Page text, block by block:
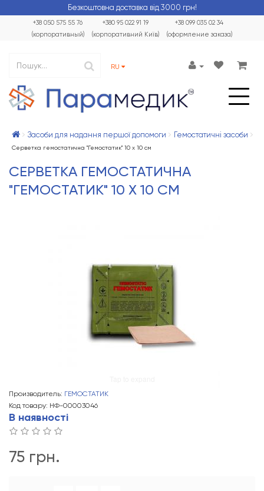
Безкоштовна доставка від 3000 грн!
+38 099 035 02 34
(оформление заказа)
+38 050 575 55 76
(корпоративный)
+380 95 022 91 19
(корпоративний Київ)
RU
Засоби для надання першої допомоги Гемостатичні засоби
Серветка гемостатична "Гемостатик" 10 х 10 см
СЕРВЕТКА ГЕМОСТАТИЧНА
"ГЕМОСТАТИК" 10 Х 10 СМ
Производитель: ГЕМОСТАТИК
Код товару: НФ-00003046
В наявності
75 грн.